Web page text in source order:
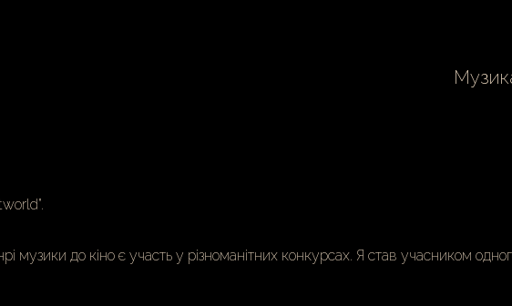
до кіно є участь у різноманітних конкурсах. Я став учасником